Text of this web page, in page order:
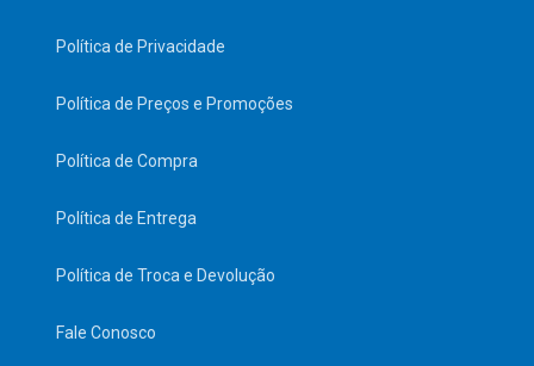
Política de Privacidade
Política de Preços e Promoções
Política de Compra
Política de Entrega
Política de Troca e Devolução
Fale Conosco